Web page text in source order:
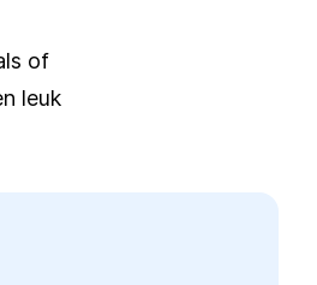
of
leuk